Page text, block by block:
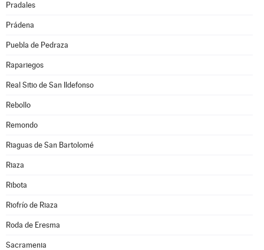
Pradales
Prádena
Puebla de Pedraza
Rapariegos
Real Sitio de San Ildefonso
Rebollo
Remondo
Riaguas de San Bartolomé
Riaza
Ribota
Riofrío de Riaza
Roda de Eresma
Sacramenia